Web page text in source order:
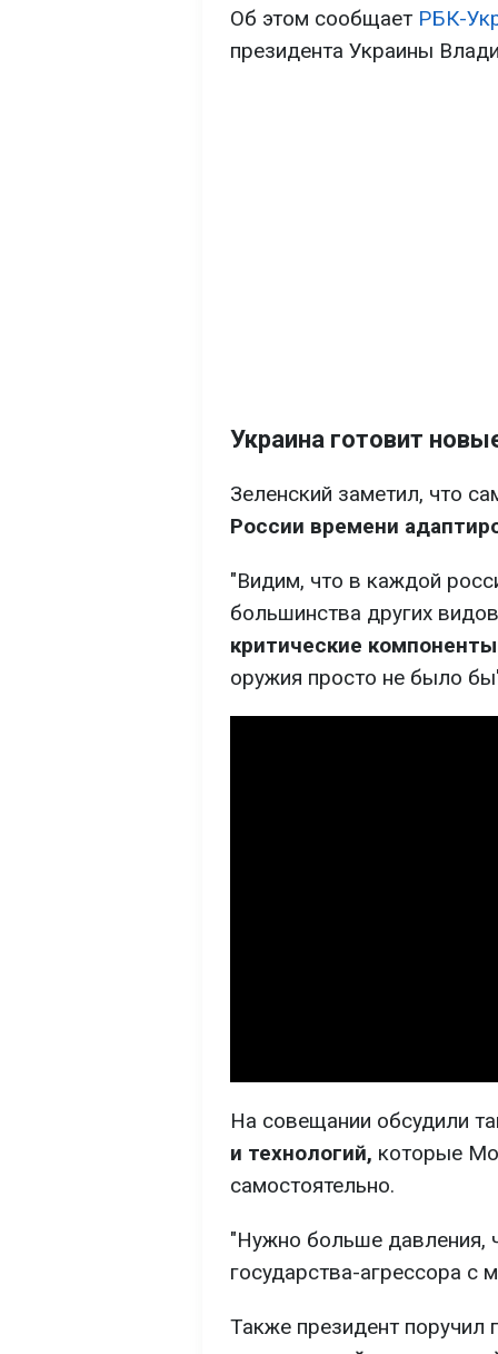
Об этом сообщает РБК-
президента Украины
Украина готовит
Зеленский заметил, что
России времени
"Видим, что в каждой
большинства других
критические
оружия просто не было
На совещании обсудили
и технологий, которые
самостоятельно.
"Нужно больше давления,
государства-агрессора с
Также президент поручил